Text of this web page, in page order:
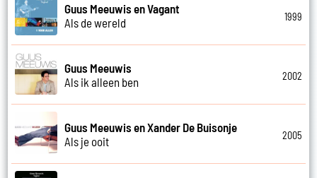
Guus Meeuwis en Vagant
Als de wereld
1999
Guus Meeuwis
Als ik alleen ben
2002
Guus Meeuwis en Xander De Buisonje
Als je ooit
2005